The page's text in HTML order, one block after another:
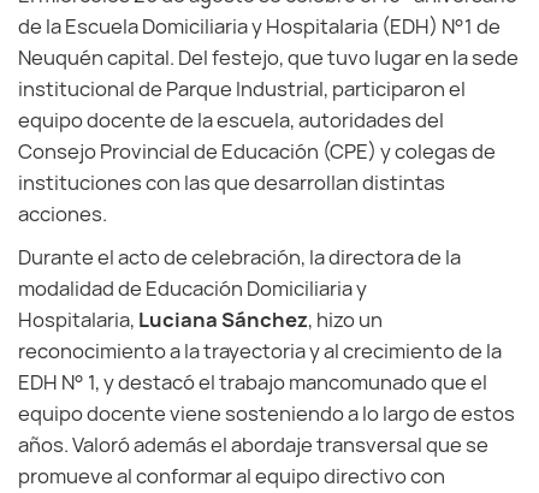
de la Escuela Domiciliaria y Hospitalaria (EDH) N°1 de
Neuquén capital. Del festejo, que tuvo lugar en la sede
institucional de Parque Industrial, participaron el
equipo docente de la escuela, autoridades del
Consejo Provincial de Educación (CPE) y colegas de
instituciones con las que desarrollan distintas
acciones.
Durante el acto de celebración, la directora de la
modalidad de Educación Domiciliaria y
Hospitalaria, Luciana Sánchez, hizo un
reconocimiento a la trayectoria y al crecimiento de la
EDH N° 1, y destacó el trabajo mancomunado que el
equipo docente viene sosteniendo a lo largo de estos
años. Valoró además el abordaje transversal que se
promueve al conformar al equipo directivo con